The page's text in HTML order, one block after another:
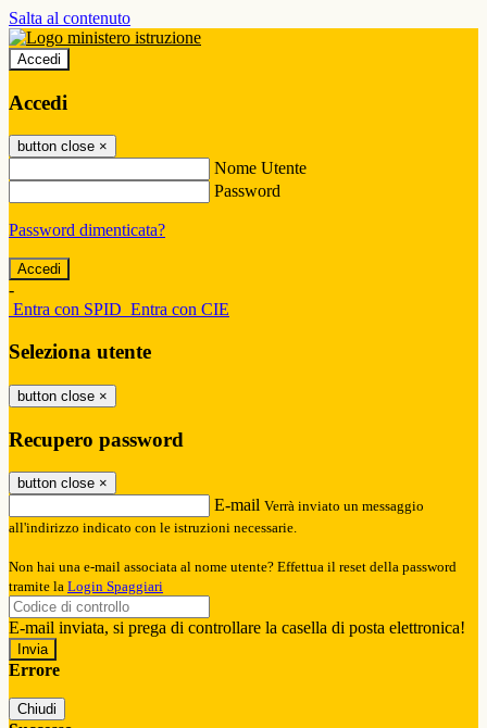
Salta al contenuto
Accedi
Accedi
button close ×
Nome Utente
Password
Password dimenticata?
-
Entra con SPID Entra con CIE
Seleziona utente
button close ×
Recupero password
button close ×
E-mail Verrà inviato un messaggio
all'indirizzo indicato con le istruzioni necessarie.
Non hai una e-mail associata al nome utente? Effettua il reset della password
tramite la Login Spaggiari
E-mail inviata, si prega di controllare la casella di posta elettronica!
Errore
Chiudi